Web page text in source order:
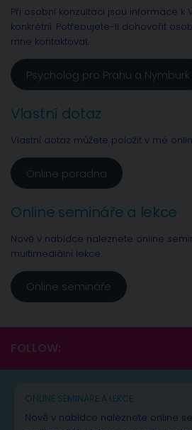
Při osobní konzultaci jsou informace k
konkrétní. Potřebujete-li dohovořit
mne kontaktovat.
Psycholog pro Prahu a Nymburk
Vlastní dotaz
Vlastní dotaz můžete položit v mé
Online poradna
Online semináře a lekce
Nově v nabídce naleznete online
multimediální lekce.
Online semináře
FOLLOW:
ONLINE SEMINÁŘE A LEKCE
Nově v nabídce naleznete online